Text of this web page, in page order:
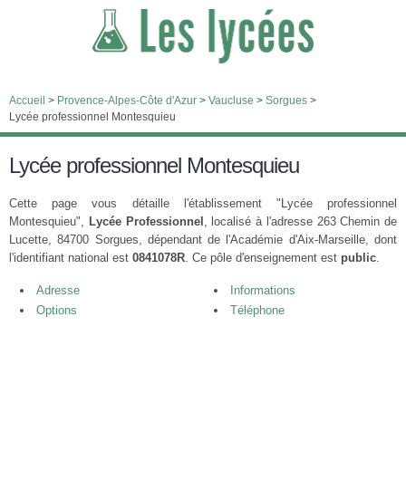
Accueil > Provence-Alpes-Côte d'Azur > Vaucluse > Sorgues >
Lycée professionnel Montesquieu
Lycée professionnel Montesquieu
Cette page vous détaille l'établissement "Lycée professionnel
Montesquieu", Lycée Professionnel , localisé à l'adresse 263 Chemin de
Lucette, 84700 Sorgues, dépendant de l'Académie d'Aix-Marseille, dont
l'identifiant national est 0841078R. Ce pôle d'enseignement est public.
Adresse
Informations
Options
Téléphone